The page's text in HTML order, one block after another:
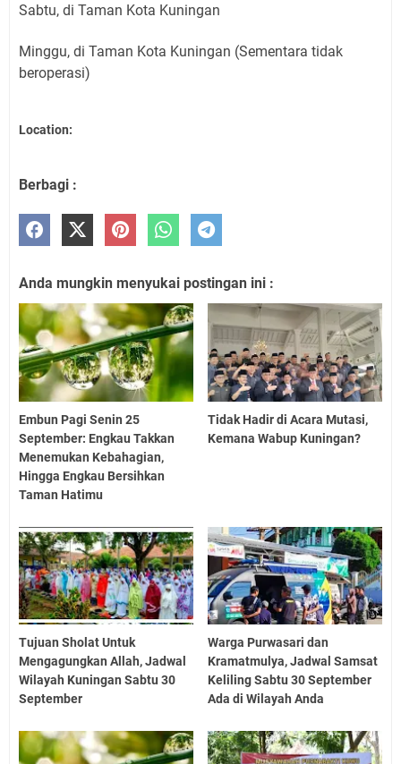
Sabtu, di Taman Kota Kuningan
Minggu, di Taman Kota Kuningan (Sementara tidak
beroperasi)
Location:
Berbagi :
Anda mungkin menyukai postingan ini :
Embun Pagi Senin 25
September: Engkau Takkan
Menemukan Kebahagian,
Hingga Engkau Bersihkan
Taman Hatimu
Tidak Hadir di Acara Mutasi,
Kemana Wabup Kuningan?
Tujuan Sholat Untuk
Mengagungkan Allah, Jadwal
Wilayah Kuningan Sabtu 30
September
Warga Purwasari dan
Kramatmulya, Jadwal Samsat
Keliling Sabtu 30 September
Ada di Wilayah Anda